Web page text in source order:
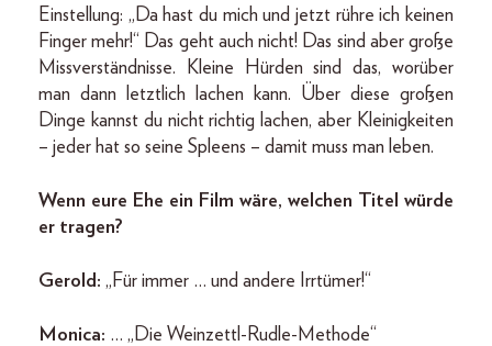
Einstellung: „Da hast du mich und jetzt rühre ich keinen
Finger mehr!“ Das geht auch nicht! Das sind aber große
Missverständnisse. Kleine Hürden sind das, worüber
man dann letztlich lachen kann. Über diese großen
Dinge kannst du nicht richtig lachen, aber Kleinigkeiten
– jeder hat so seine Spleens – damit muss man leben.
Wenn eure Ehe ein Film wäre, welchen Titel würde
er tragen?
Gerold: „Für immer … und andere Irrtümer!“
Monica: … „Die Weinzettl-Rudle-Methode“